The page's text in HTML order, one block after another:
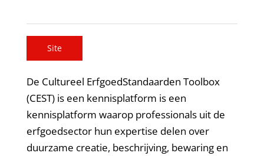
Site
De Cultureel ErfgoedStandaarden Toolbox
(CEST) is een kennisplatform is een
kennisplatform waarop professionals uit de
erfgoedsector hun expertise delen over
duurzame creatie, beschrijving, bewaring en